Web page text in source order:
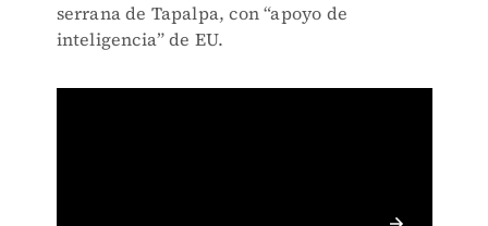
serrana de Tapalpa, con “apoyo de
inteligencia” de EU.